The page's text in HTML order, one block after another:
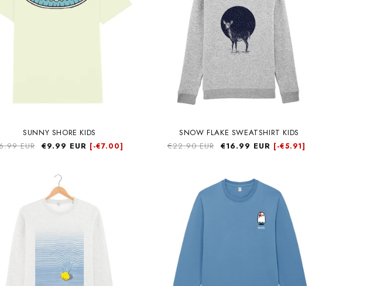
SUNNY SHORE KIDS
EUR Precio
€9.99 EUR [-€7.00]
SNOW FLAKE SWEATSHIRT KIDS
Precio
€22.90 EUR
Precio
€16.99 EUR [-€5.91]